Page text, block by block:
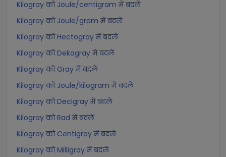
Kilogray को Joule/centigram में बदलें
Kilogray को Joule/gram में बदलें
Kilogray को Hectogray में बदलें
Kilogray को Dekagray में बदलें
Kilogray को Gray में बदलें
Kilogray को Joule/kilogram में बदलें
Kilogray को Decigray में बदलें
Kilogray को Rad में बदलें
Kilogray को Centigray में बदलें
Kilogray को Milligray में बदलें